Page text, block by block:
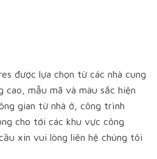
được lựa chọn từ các nhà cung
mẫu mã và màu sắc hiện
gian từ nhà ở, công trình
cho tới các khu vực công
xin vui lòng liên hệ chúng tôi